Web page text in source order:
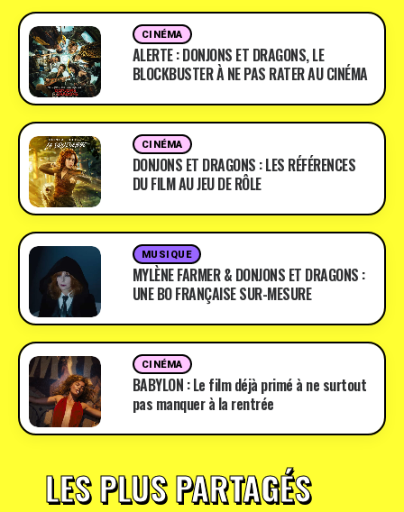
CINÉMA
ALERTE : DONJONS ET DRAGONS, LE
BLOCKBUSTER À NE PAS RATER AU CINÉMA
CINÉMA
DONJONS ET DRAGONS : LES RÉFÉRENCES
DU FILM AU JEU DE RÔLE
MUSIQUE
MYLÈNE FARMER & DONJONS ET DRAGONS :
UNE BO FRANÇAISE SUR-MESURE
CINÉMA
BABYLON : Le film déjà primé à ne surtout
pas manquer à la rentrée
LES PLUS PARTAGÉS